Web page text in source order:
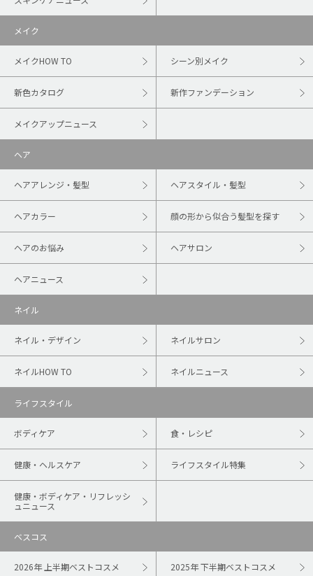
メイク
メイクHOW TO シーン別メイク
新色カタログ 新作ファンデーション
メイクアップニュース
ヘア
ヘアアレンジ・髪型 ヘアスタイル・髪型
ヘアカラー 顔の形から似合う髪型を探す
ヘアのお悩み ヘアサロン
ヘアニュース
ネイル
ネイル・デザイン ネイルサロン
ネイルHOW TO ネイルニュース
ライフスタイル
ボディケア 食・レシピ
健康・ヘルスケア ライフスタイル特集
健康・ボディケア・リフレッシ
ュニュース
ベスコス
2026年 上半期ベストコスメ 2025年 下半期ベストコスメ